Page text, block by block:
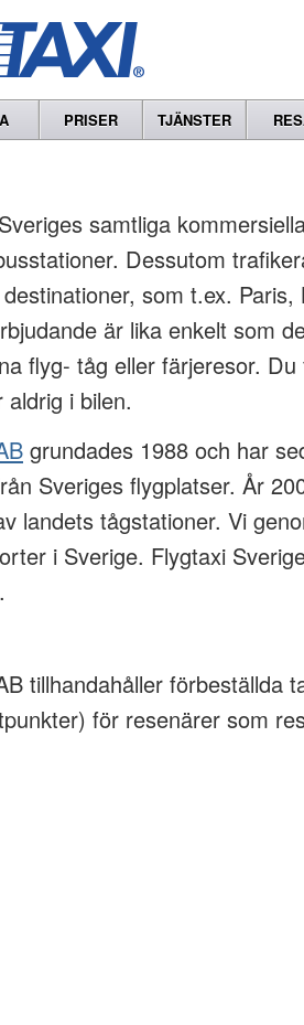
PRISER TJÄNSTER
samtliga
Dessutom
som t.ex.
är lika enkelt som
flyg- tåg eller färjeresor.
i bilen.
grundades 1988 och har
Sveriges flygplatser. År
landets tågstationer. Vi
i Sverige. Flygtaxi
tillhandahåller förbeställda
för resenärer som